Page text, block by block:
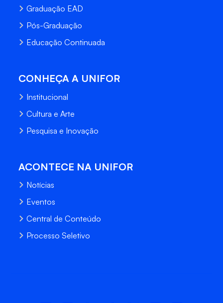
Graduação EAD
Pós-Graduação
Educação Continuada
CONHEÇA A UNIFOR
Institucional
Cultura e Arte
Pesquisa e Inovação
ACONTECE NA UNIFOR
Notícias
Eventos
Central de Conteúdo
Processo Seletivo